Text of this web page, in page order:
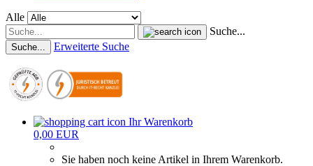
Alle
Suche...
Suche... Erweiterte Suche
Ihr Warenkorb
0,00 EUR
Sie haben noch keine Artikel in Ihrem Warenkorb.